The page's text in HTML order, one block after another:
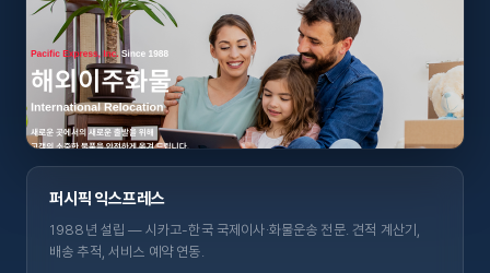
퍼시픽 익스프레스
1988년 설립 — 시카고-한국 국제이사·화물운송 전문. 견적 계산기,
배송 추적, 서비스 예약 연동.